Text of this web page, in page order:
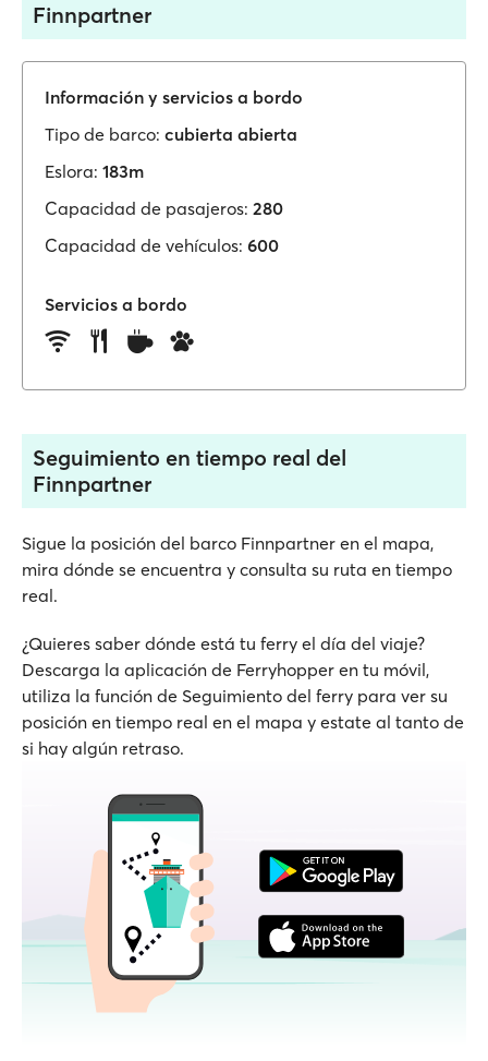
Finnpartner
Información y servicios a bordo
Tipo de barco: cubierta abierta
Eslora: 183m
Capacidad de pasajeros: 280
Capacidad de vehículos: 600
Servicios a bordo
Seguimiento en tiempo real del
Finnpartner
Sigue la posición del barco Finnpartner en el mapa,
mira dónde se encuentra y consulta su ruta en tiempo
real.
¿Quieres saber dónde está tu ferry el día del viaje?
Descarga la aplicación de Ferryhopper en tu móvil,
utiliza la función de Seguimiento del ferry para ver su
posición en tiempo real en el mapa y estate al tanto de
si hay algún retraso.